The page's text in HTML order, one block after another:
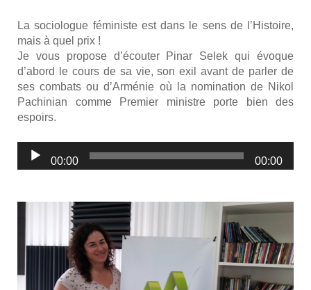
La socio­logue fémi­niste est dans le sens de l’Histoire,
mais à quel prix !
Je vous pro­pose d’écouter Pinar Selek qui évoque
d’abord le cours de sa vie, son exil avant de par­ler de
ses com­bats ou d’Arménie où la nomi­na­tion de Nikol
Pachi­nian comme Pre­mier ministre porte bien des
espoirs.
Lecteur
00:00 00:00